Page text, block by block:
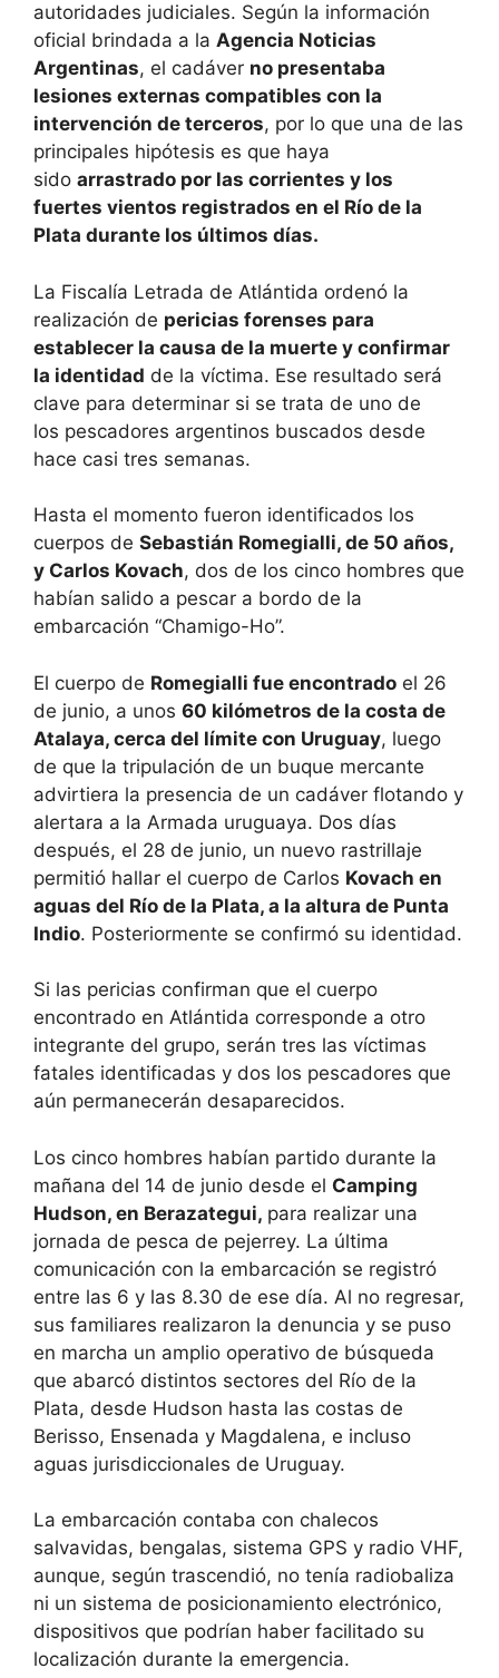
autoridades judiciales. Según la información
oficial brindada a la Agencia Noticias
Argentinas, el cadáver no presentaba
lesiones externas compatibles con la
intervención de terceros, por lo que una de las
principales hipótesis es que haya
sido arrastrado por las corrientes y los
fuertes vientos registrados en el Río de la
Plata durante los últimos días.
La Fiscalía Letrada de Atlántida ordenó la
realización de pericias forenses para
establecer la causa de la muerte y confirmar
la identidad de la víctima. Ese resultado será
clave para determinar si se trata de uno de
los pescadores argentinos buscados desde
hace casi tres semanas.
Hasta el momento fueron identificados los
cuerpos de Sebastián Romegialli, de 50 años,
y Carlos Kovach, dos de los cinco hombres que
habían salido a pescar a bordo de la
embarcación “Chamigo-Ho”.
El cuerpo de Romegialli fue encontrado el 26
de junio, a unos 60 kilómetros de la costa de
Atalaya, cerca del límite con Uruguay, luego
de que la tripulación de un buque mercante
advirtiera la presencia de un cadáver flotando y
alertara a la Armada uruguaya. Dos días
después, el 28 de junio, un nuevo rastrillaje
permitió hallar el cuerpo de Carlos Kovach en
aguas del Río de la Plata, a la altura de Punta
Indio. Posteriormente se confirmó su identidad.
Si las pericias confirman que el cuerpo
encontrado en Atlántida corresponde a otro
integrante del grupo, serán tres las víctimas
fatales identificadas y dos los pescadores que
aún permanecerán desaparecidos.
Los cinco hombres habían partido durante la
mañana del 14 de junio desde el Camping
Hudson, en Berazategui, para realizar una
jornada de pesca de pejerrey. La última
comunicación con la embarcación se registró
entre las 6 y las 8.30 de ese día. Al no regresar,
sus familiares realizaron la denuncia y se puso
en marcha un amplio operativo de búsqueda
que abarcó distintos sectores del Río de la
Plata, desde Hudson hasta las costas de
Berisso, Ensenada y Magdalena, e incluso
aguas jurisdiccionales de Uruguay.
La embarcación contaba con chalecos
salvavidas, bengalas, sistema GPS y radio VHF,
aunque, según trascendió, no tenía radiobaliza
ni un sistema de posicionamiento electrónico,
dispositivos que podrían haber facilitado su
localización durante la emergencia.